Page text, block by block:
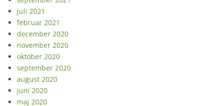
juli 2021
februar 2021
december 2020
november 2020
oktober 2020
september 2020
august 2020
juni 2020
maj 2020